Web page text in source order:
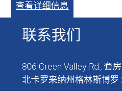
查看详细信息
联系我们
806 Green Valley Rd., 套
北卡罗来纳州格林斯博罗